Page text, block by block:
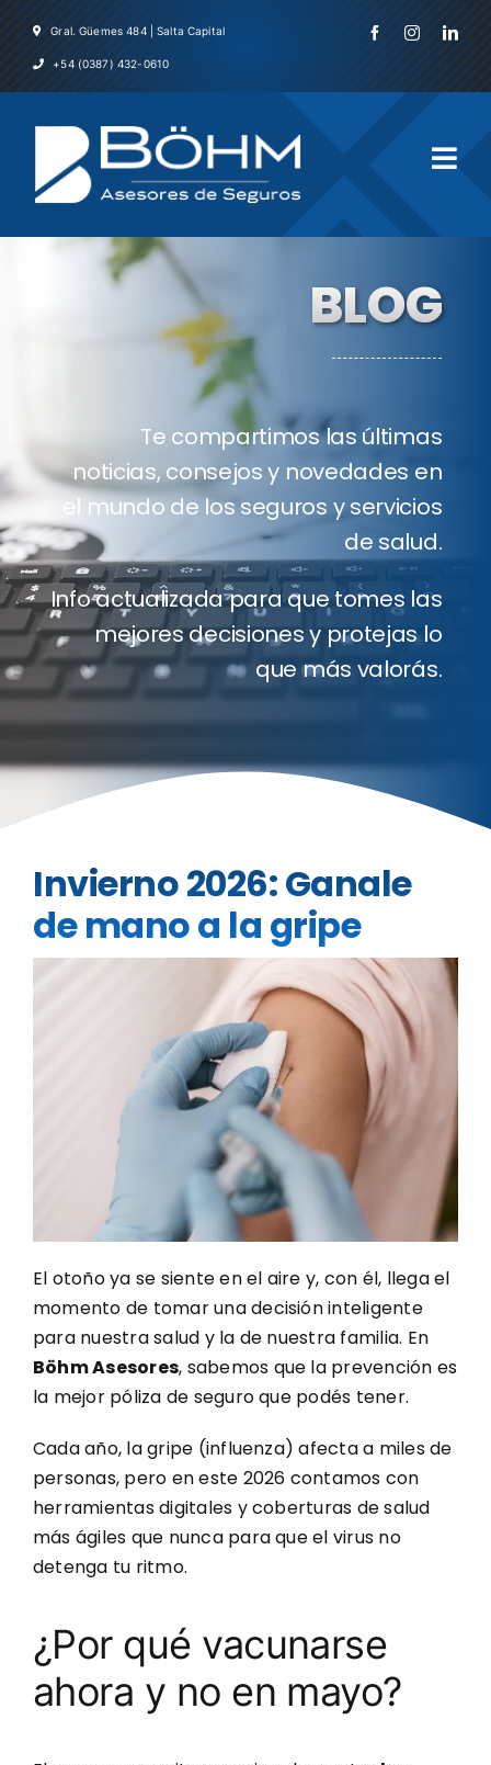
Skip
to
content
Gral. Güemes 484 | Salta Capital
+54 (0387) 432-0610
La
Clientes
BLOG
Te compartimos las últimas
noticias, consejos y novedades en
el mundo de los seguros y servicios
de salud.
Info actualizada para que tomes las
mejores decisiones y protejas lo
que más valorás.
Invierno 2026: Ganale
de mano a la gripe
El otoño ya se siente en el aire y, con él, llega el
momento de tomar una decisión inteligente
para nuestra salud y la de nuestra familia. En
Böhm Asesores, sabemos que la prevención es
la mejor póliza de seguro que podés tener.
Cada año, la gripe (influenza) afecta a miles de
personas, pero en este 2026 contamos con
herramientas digitales y coberturas de salud
más ágiles que nunca para que el virus no
detenga tu ritmo.
¿Por qué vacunarse
ahora y no en mayo?